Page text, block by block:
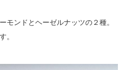
モンドとヘーゼルナッツの２種。
。